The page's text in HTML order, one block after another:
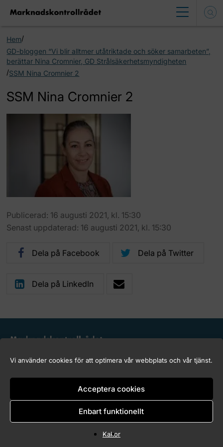
Vi använder cookies för att optimera vår webbplats och vår tjänst.
Acceptera cookies
Enbart funktionellt
Kakor
Hem/
GD-bloggen “Vi blir alltmer utåtriktade och söker samarbeten”,
berättar Nina Cromnier, GD Strålsäkerhetsmyndigheten
/SSM Nina Cromnier 2
SSM Nina Cromnier 2
Publicerad: 16 augusti 2021, kl. 15:30
Senast uppdaterad: 16 augusti 2021, kl. 15:30
Dela på Facebook Dela på Twitter
Dela på LinkedIn
Kakor (Cookies)
Copyright © 2026 Marknadskontrollrådet